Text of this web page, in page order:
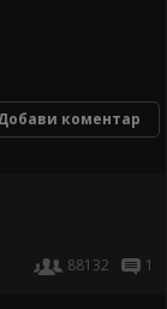
коментар
88132
1